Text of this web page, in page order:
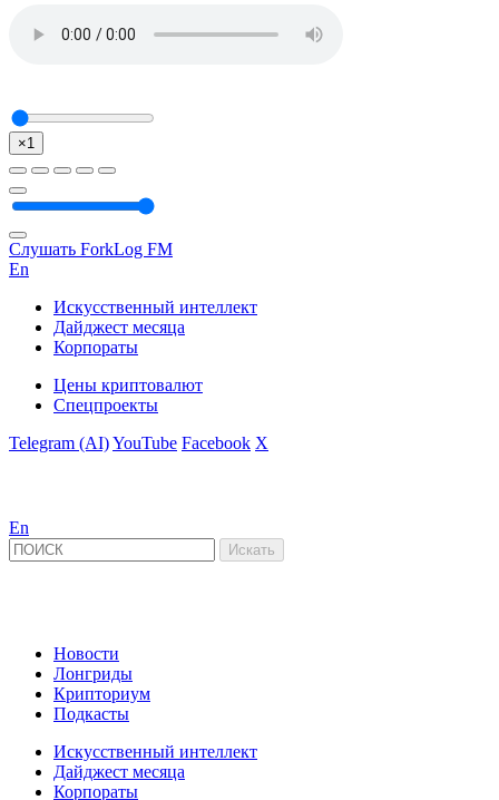
×1
Слушать ForkLog FM
En
Искусственный интеллект
Дайджест месяца
Корпораты
Цены криптовалют
Спецпроекты
Telegram (AI)YouTube Facebook X
En
Новости
Лонгриды
Крипториум
Подкасты
Искусственный интеллект
Дайджест месяца
Корпораты